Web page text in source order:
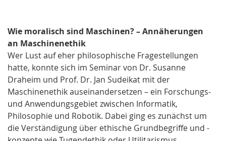
Wie moralisch sind Maschinen? – Annäherungen
an Maschinenethik
Wer Lust auf eher philosophische Fragestellungen
hatte, konnte sich im Seminar von Dr. Susanne
Draheim und Prof. Dr. Jan Sudeikat mit der
Maschinenethik auseinandersetzen – ein Forschungs-
und Anwendungsgebiet zwischen Informatik,
Philosophie und Robotik. Dabei ging es zunächst um
die Verständigung über ethische Grundbegriffe und -